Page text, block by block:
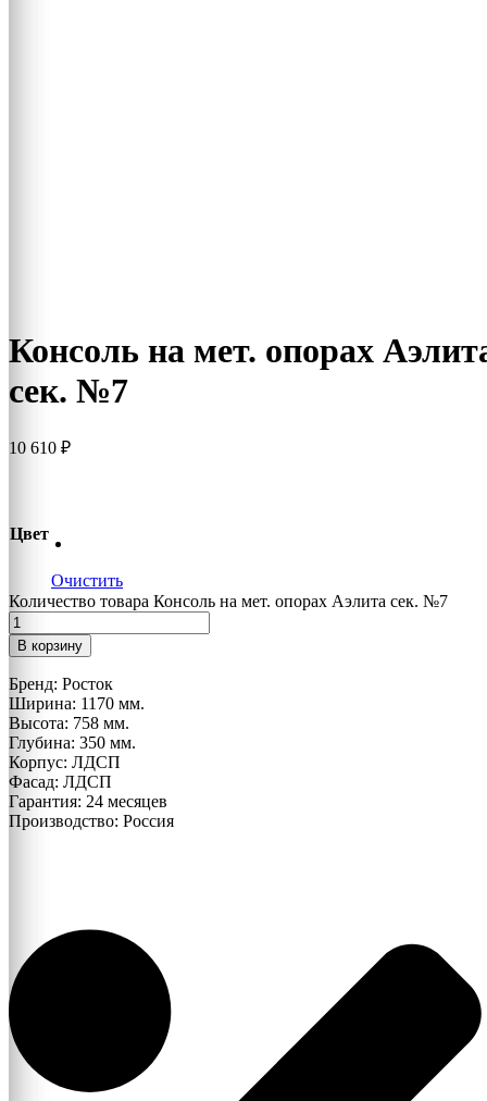
Консоль на мет. опорах
сек. №7
10 610 ₽
Цвет
Очистить
Количество товара Консоль на мет. опорах Аэлита сек. №7
В корзину
Бренд: Росток
Ширина: 1170 мм.
Высота: 758 мм.
Глубина: 350 мм.
Корпус: ЛДСП
Фасад: ЛДСП
Гарантия: 24 месяцев
Производство: Россия